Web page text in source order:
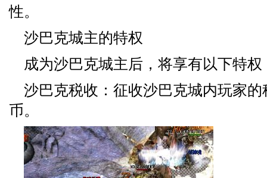
性。
沙巴克城主的特权
成为沙巴克城主后，将享有以下特权
沙巴克税收：征收沙巴克城内玩家
币。